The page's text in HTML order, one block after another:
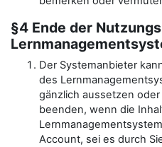
§4 Ende der
Der Systemanbieter
des
gänzlich aussetzen
beenden, wenn die
Account, sei es durch